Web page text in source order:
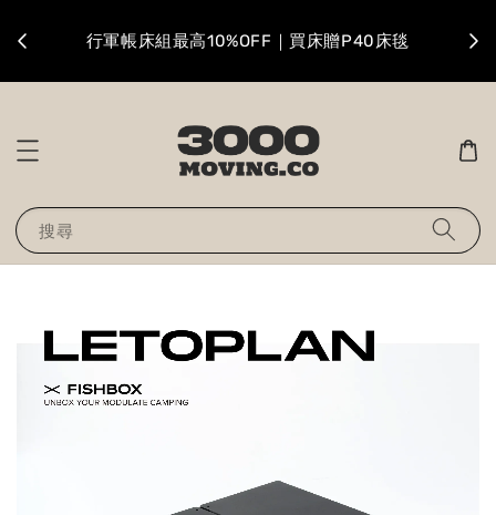
行軍帳床組最高10%OFF｜買床贈P40床毯
搜尋